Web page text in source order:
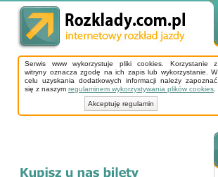
Serwis www wykorzystuje pliki cookies. Korzystanie z
witryny oznacza zgodę na ich zapis lub wykorzystanie. W
celu uzyskania dodatkowych informacji należy zapoznać
się z naszym regulaminem wykorzystywania plików cookies
Akceptuję regulamin